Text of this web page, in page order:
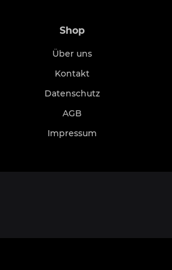
Shop
Über uns
Kontakt
Datenschutz
AGB
Impressum